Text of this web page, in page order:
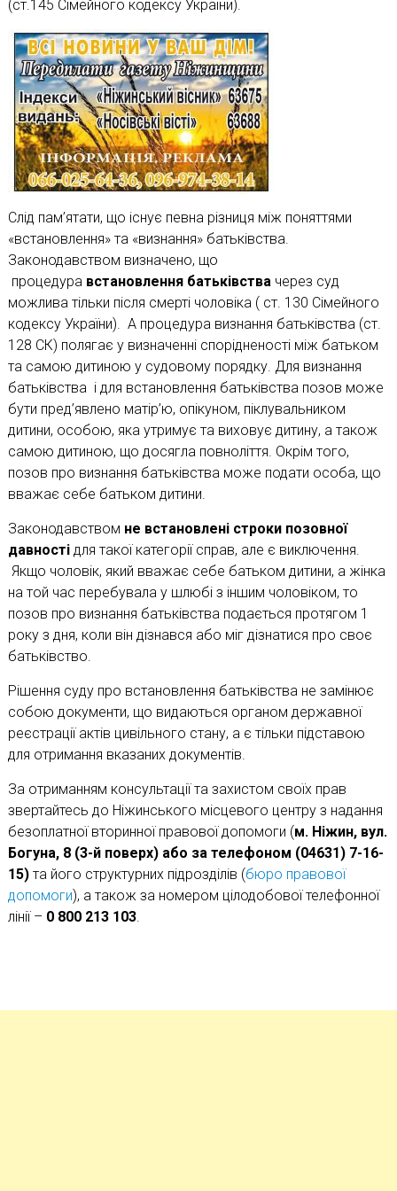
(ст.145 Сімейного кодексу України).
Слід пам’ятати, що існує певна різниця між поняттями
«встановлення» та «визнання» батьківства.
Законодавством визначено, що
процедура встановлення батьківства через суд
можлива тільки після смерті чоловіка ( ст. 130 Сімейного
кодексу України). А процедура визнання батьківства (ст.
128 СК) полягає у визначенні спорідненості між батьком
та самою дитиною у судовому порядку. Для визнання
батьківства і для встановлення батьківства позов може
бути пред’явлено матір’ю, опікуном, піклувальником
дитини, особою, яка утримує та виховує дитину, а також
самою дитиною, що досягла повноліття. Окрім того,
позов про визнання батьківства може подати особа, що
вважає себе батьком дитини.
Законодавством не встановлені строки позовної
давностідля такої категорії справ, але є виключення.
Якщо чоловік, який вважає себе батьком дитини, а жінка
на той час перебувала у шлюбі з іншим чоловіком, то
позов про визнання батьківства подається протягом 1
року з дня, коли він дізнався або міг дізнатися про своє
батьківство.
Рішення суду про встановлення батьківства не замінює
собою документи, що видаються органом державної
реєстрації актів цивільного стану, а є тільки підставою
для отримання вказаних документів.
За отриманням консультації та захистом своїх прав
звертайтесь до Ніжинського місцевого центру з надання
безоплатної вторинної правової допомоги (м. Ніжин, вул.
Богуна, 8 (3-й поверх) або за телефоном (04631) 7-16-
15) та його структурних підрозділів (бюро правової
допомоги), а також за номером цілодобової телефонної
лінії – 0 800 213 103.